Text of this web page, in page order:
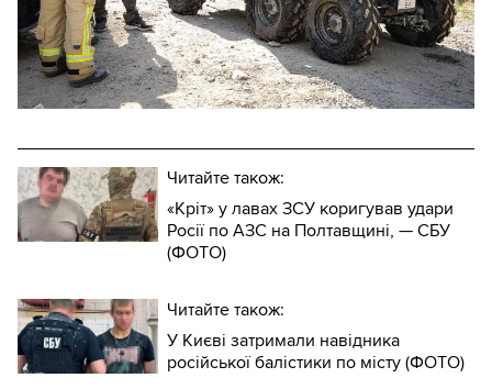
Читайте також:
«Кріт» у лавах ЗСУ коригував удари
Росії по АЗС на Полтавщині, — СБУ
(ФОТО)
Читайте також:
У Києві затримали навідника
російської балістики по місту (ФОТО)